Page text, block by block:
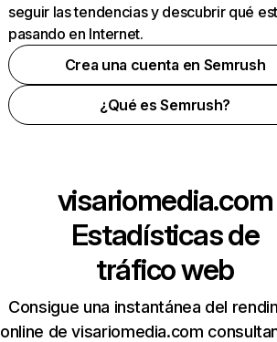
seguir las tendencias y descubrir qué
pasando en Internet.
Crea una cuenta en Semrush
¿Qué es Semrush?
visariomedia.com
Estadísticas de
tráfico web
Consigue una instantánea del
online de visariomedia.com